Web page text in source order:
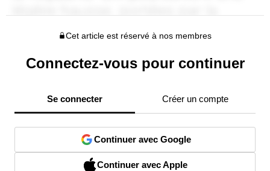
Cet article est réservé à nos membres
Connectez-vous pour continuer
Se connecter Créer un compte
Continuer avec Google
Continuer avec Apple